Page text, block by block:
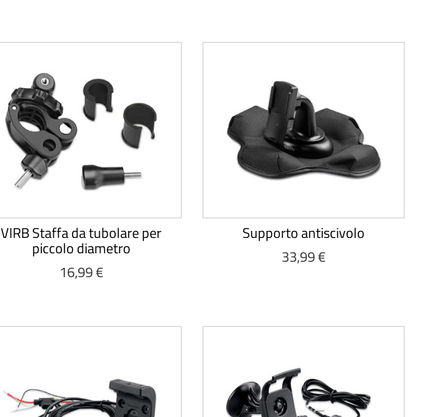
VIRB Staffa da tubolare per
piccolo diametro
16,99 €
Supporto antiscivolo
33,99 €